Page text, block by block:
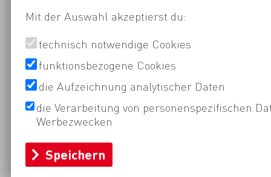
Mit der Auswahl akzeptierst du:
technisch notwendige Cookies
funktionsbezogene Cookies
die Aufzeichnung analytischer Daten
die Verarbeitung von personenspezifischen
Werbezwecken
Speichern